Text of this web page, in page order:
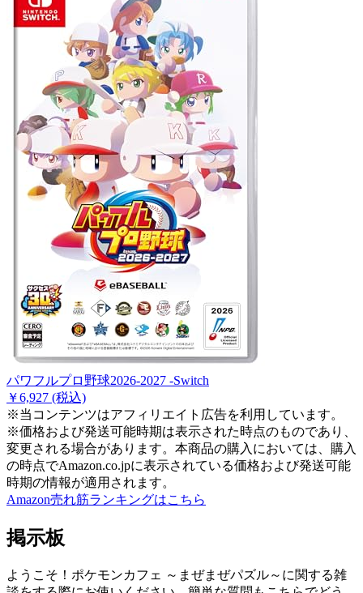
パワフルプロ野球2026-2027 -Switch
￥6,927 (税込)
※当コンテンツはアフィリエイト広告を利用しています。
※価格および発送可能時期は表示された時点のものであり、
変更される場合があります。本商品の購入においては、購入
の時点でAmazon.co.jpに表示されている価格および発送可能
時期の情報が適用されます。
Amazon売れ筋ランキングはこちら
掲示板
ようこそ！ポケモンカフェ ～まぜまぜパズル～に関する雑